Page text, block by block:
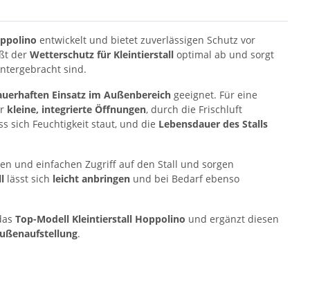
entwickelt und bietet zuverlässigen Schutz vor
der Wetterschutz für Kleintierstall optimal ab und sorgt
sind.
Einsatz im Außenbereich geeignet. Für eine
kleine, integrierte Öffnungen, durch die Frischluft
sich Feuchtigkeit staut, und die Lebensdauer des Stalls
und einfachen Zugriff auf den Stall und sorgen
lässt sich leicht anbringen und bei Bedarf ebenso
Top-Modell Kleintierstall Hoppolino und ergänzt diesen
.